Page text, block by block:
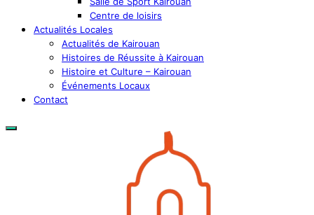
Centre de loisirs
Actualités Locales
Actualités de Kairouan
Histoires de Réussite à Kairouan
Histoire et Culture – Kairouan
Événements Locaux
Contact